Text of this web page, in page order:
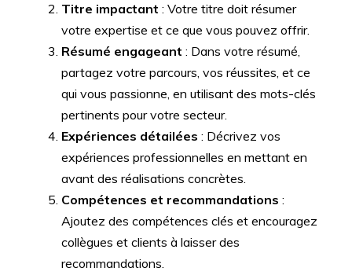
Titre impactant : Votre titre doit résumer
votre expertise et ce que vous pouvez offrir.
Résumé engageant : Dans votre résumé,
partagez votre parcours, vos réussites, et ce
qui vous passionne, en utilisant des mots-clés
pertinents pour votre secteur.
Expériences détailées : Décrivez vos
expériences professionnelles en mettant en
avant des réalisations concrètes.
Compétences et recommandations :
Ajoutez des compétences clés et encouragez
collègues et clients à laisser des
recommandations.